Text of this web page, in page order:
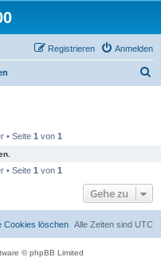
Anmelden
Registrieren
• Seite 1 von 1
• Seite 1 von 1
Gehe zu
Alle Zeiten sind UTC
Cookies löschen
© phpBB Limited